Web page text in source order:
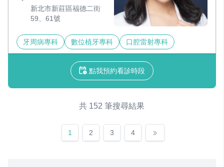
新北市新莊區福德二街
59、61號
牙周病專科 數位植牙專科 口腔雷射專科
點我預約看診時段
共 152 筆搜尋結果
1 2 3 4